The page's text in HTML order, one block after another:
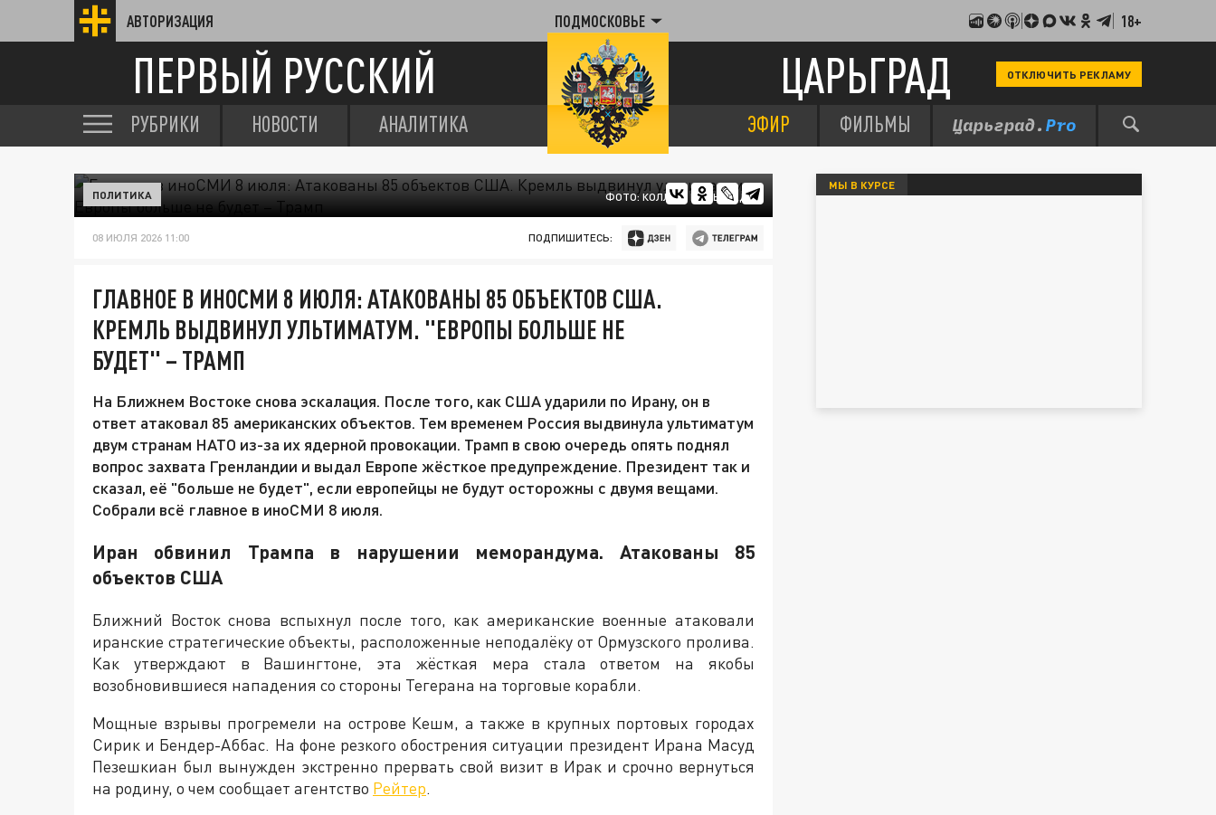
АВТОРИЗАЦИЯ ПОДМОСКОВЬЕ 18+
ПЕРВЫЙ РУССКИЙ ЦАРЬГРАД ОТКЛЮЧИТЬ РЕКЛАМУ
РУБРИКИ НОВОСТИ АНАЛИТИКА ЭФИР ФИЛЬМЫ
ФОТО: КОЛЛАЖ ЦАРЬГРАДА
ПОЛИТИКА
08 ИЮЛЯ 2026 11:00 ПОДПИШИТЕСЬ:
ГЛАВНОЕ В ИНОСМИ 8 ИЮЛЯ: АТАКОВАНЫ 85 ОБЪЕКТОВ США.
КРЕМЛЬ ВЫДВИНУЛ УЛЬТИМАТУМ. "ЕВРОПЫ БОЛЬШЕ НЕ
БУДЕТ" – ТРАМП
На Ближнем Востоке снова эскалация. После того, как США ударили по Ирану, он в
ответ атаковал 85 американских объектов. Тем временем Россия выдвинула ультиматум
двум странам НАТО из-за их ядерной провокации. Трамп в свою очередь опять поднял
вопрос захвата Гренландии и выдал Европе жёсткое предупреждение. Президент так и
сказал, её "больше не будет", если европейцы не будут осторожны с двумя вещами.
Собрали всё главное в иноСМИ 8 июля.
Иран обвинил Трампа в нарушении меморандума. Атакованы 85
объектов США
Ближний Восток снова вспыхнул после того, как американские военные атаковали
иранские стратегические объекты, расположенные неподалёку от Ормузского пролива.
Как утверждают в Вашингтоне, эта жёсткая мера стала ответом на якобы
возобновившиеся нападения со стороны Тегерана на торговые корабли.
Мощные взрывы прогремели на острове Кешм, а также в крупных портовых городах
Сирик и Бендер-Аббас. На фоне резкого обострения ситуации президент Ирана Масуд
Пезешкиан был вынужден экстренно прервать свой визит в Ирак и срочно вернуться
на родину, о чем сообщает агентство Рейтер.
МЫ В КУРСЕ